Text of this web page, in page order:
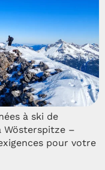
à ski de
Wösterspitze –
pour votre